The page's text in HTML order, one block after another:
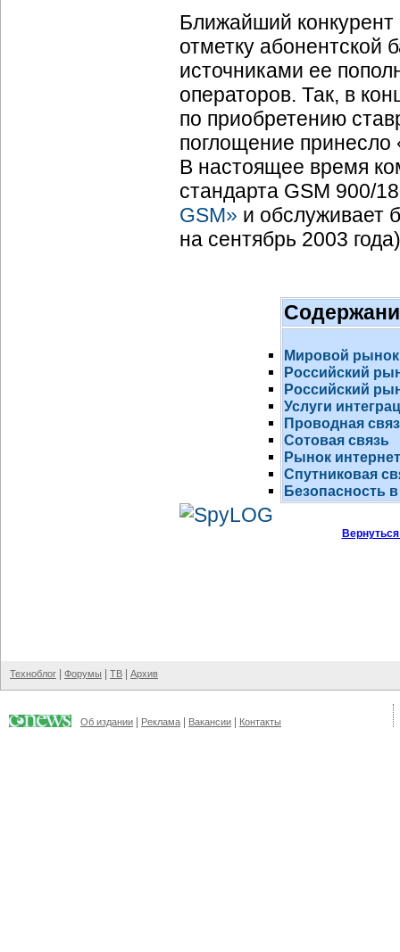
Ближайший
отметку абонентской
источниками ее
операторов. Так, в
по приобретению
поглощение
В настоящее время
стандарта GSM 900/
GSM» и обслуживает
на сентябрь 2003
Мировой рынок
Российский
Российский
Услуги
Проводная
Сотовая связь
Рынок
Спутниковая
Безопасность
Техноблог Форумы ТВ Архив
Об издании Реклама Вакансии Контакты